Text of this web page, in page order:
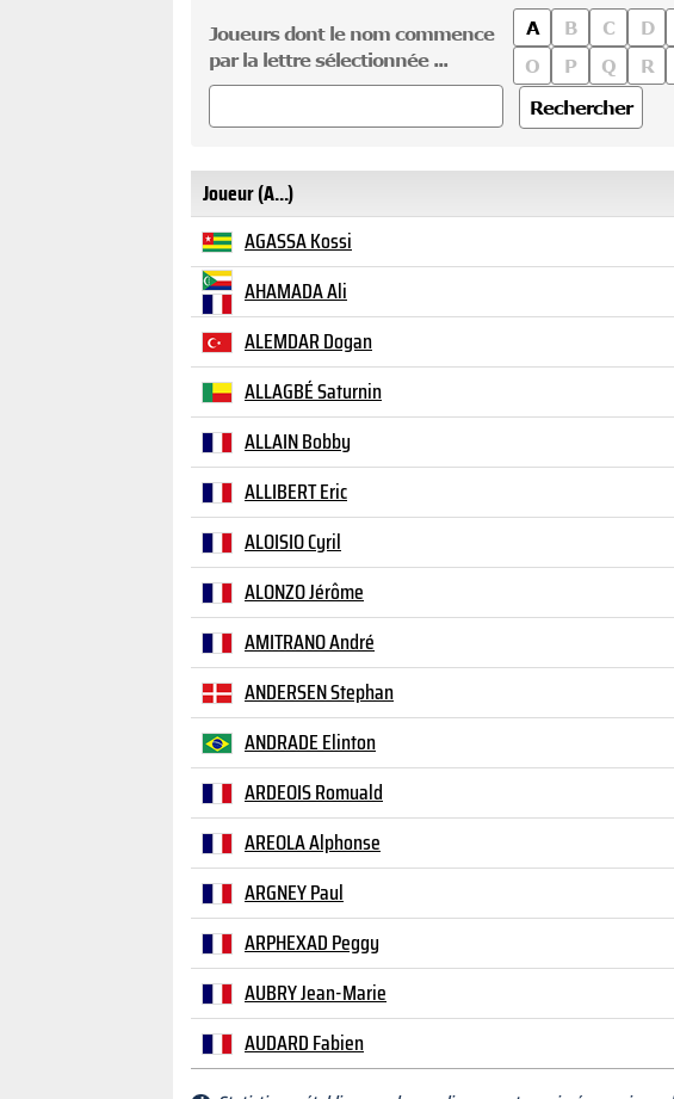
Joueurs dont le nom commence
par la lettre sélectionnée ...
A B C D
O
P Q R
Rechercher
Joueur (A...)
AGASSA Kossi
AHAMADA Ali
ALEMDAR Dogan
ALLAGBÉ Saturnin
ALLAIN Bobby
ALLIBERT Eric
ALOISIO Cyril
ALONZO Jérôme
AMITRANO André
ANDERSEN Stephan
ANDRADE Elinton
ARDEOIS Romuald
AREOLA Alphonse
ARGNEY Paul
ARPHEXAD Peggy
AUBRY Jean-Marie
AUDARD Fabien